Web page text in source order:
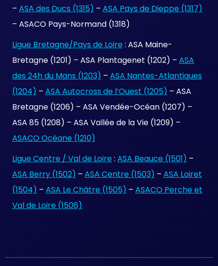
– ASA des Ducs (1315) – ASA Pays de Dieppe (1317)
– ASACO Pays-Normand (1318)
Ligue Bretagne/Pays de Loire : ASA Maine-
Bretagne (1201) – ASA Plantagenet (1202) – ASA
des 24h du Mans (1203) – ASA Nantes-Atlantiques
(1204) – ASA Autocross de l’Ouest (1205) – ASA
Bretagne (1206) – ASA Vendée-Océan (1207) –
ASA 85 (1208) – ASA Vallée de la Vie (1209) –
ASACO Océane (1210)
Ligue Centre / Val de Loire : ASA Beauce (1501) –
ASA Berry (1502) – ASA Centre (1503) – ASA Loiret
(1504) – ASA Le Châtre (1505) – ASACO Perche et
Val de Loire (1506)